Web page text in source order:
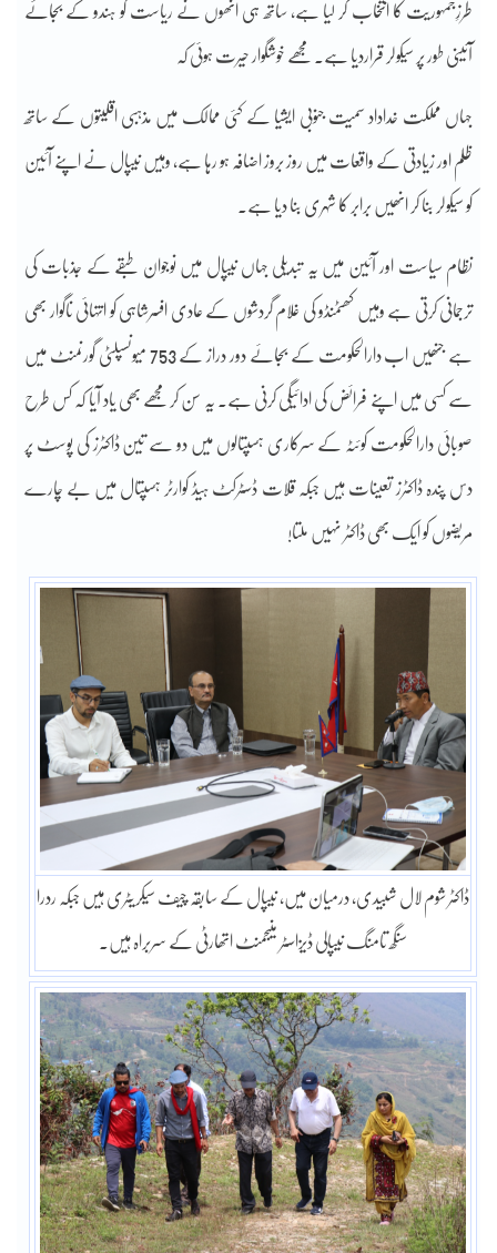
طرزِجمہوریت کا انتخاب کر لیا ہے، ساتھ ہی انھوں نے ریاست کو ہندو کے بجائے
آئینی طور پر سیکولر قراردیا ہے۔ مجھے خوشگوار حیرت ہوئی کہ
جہاں مملکت خداداد سمیت جنوبی ایشیا کے کئی ممالک میں مذہبی اقلیتوں کے ساتھ
ظلم اور زیادتی کے واقعات میں روز بروز اضافہ ہو رہا ہے، وہیں نیپال نے اپنے آئین
کو سیکولر بنا کر انھیں برابر کا شہری بنا دیا ہے۔
نظام سیاست اور آئین میں یہ تبدیلی جہاں نیپال میں نوجوان طبقے کے جذبات کی
ترجمانی کرتی ہے وہیں کھٹمنڈو کی غلام گردشوں کے عادی افسرشاہی کو انتہائی ناگوار بھی
ہے جنھیں اب دارالحکومت کے بجائے دور دراز کے 753 میونسپلٹی گورنمنٹ میں
سے کسی میں اپنے فرائض کی ادائیگی کرنی ہے۔ یہ سن کر مجھے بھی یاد آیا کہ کس طرح
صوبائی دارالحکومت کوئٹہ کے سرکاری ہسپتالوں میں دو سے تین ڈاکٹرز کی پوسٹ پر
دس پندہ ڈاکٹرز تعینات ہیں جبکہ قلات ڈسٹرکٹ ہیڈ کوارٹر ہسپتال میں بے چارے
مریضوں کو ایک بھی ڈاکٹر نہیں ملتا!
ڈاکٹر شوم لال شبیدی، درمیان میں، نیپال کے سابقہ چیف سیکریٹری ہیں جبکہ ردرا
سنگھ تامنگ نیپالی ڈیزاسٹر منیجمنٹ اتھارٹی کے سربراہ ہیں۔